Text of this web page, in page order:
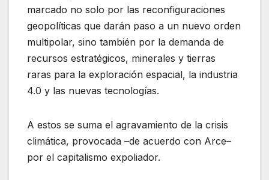
marcado no solo por las reconfiguraciones
geopolíticas que darán paso a un nuevo orden
multipolar, sino también por la demanda de
recursos estratégicos, minerales y tierras
raras para la exploración espacial, la industria
4.0 y las nuevas tecnologías.
A estos se suma el agravamiento de la crisis
climática, provocada –de acuerdo con Arce–
por el capitalismo expoliador.